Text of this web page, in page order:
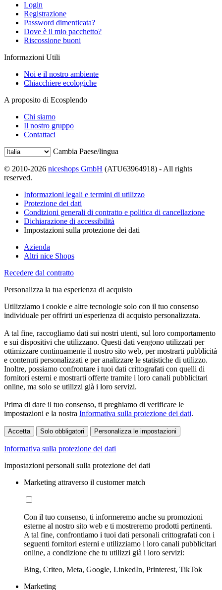
Login
Registrazione
Password dimenticata?
Dove è il mio pacchetto?
Riscossione buoni
Informazioni Utili
Noi e il nostro ambiente
Chiacchiere ecologiche
A proposito di Ecosplendo
Chi siamo
Il nostro gruppo
Contattaci
Cambia Paese/lingua
© 2010-2026 niceshops GmbH (ATU63964918) - All rights
reserved.
Informazioni legali e termini di utilizzo
Protezione dei dati
Condizioni generali di contratto e politica di cancellazione
Dichiarazione di accessibilità
Impostazioni sulla protezione dei dati
Azienda
Altri nice Shops
Recedere dal contratto
Personalizza la tua esperienza di acquisto
Utilizziamo i cookie e altre tecnologie solo con il tuo consenso
individuale per offrirti un'esperienza di acquisto personalizzata.
A tal fine, raccogliamo dati sui nostri utenti, sul loro comportamento
e sui dispositivi che utilizzano. Questi dati vengono utilizzati per
ottimizzare continuamente il nostro sito web, per mostrarti pubblicità
e contenuti personalizzati e per analizzare le statistiche di utilizzo.
Inoltre, possiamo confrontare i tuoi dati crittografati con quelli di
fornitori esterni e mostrarti offerte tramite i loro canali pubblicitari
online, ma solo se utilizzi già i loro servizi.
Prima di dare il tuo consenso, ti preghiamo di verificare le
impostazioni e la nostra Informativa sulla protezione dei dati.
Accetta Solo obbligatori Personalizza le impostazioni
Informativa sulla protezione dei dati
Impostazioni personali sulla protezione dei dati
Marketing attraverso il customer match
Con il tuo consenso, ti informeremo anche su promozioni
esterne al nostro sito web e ti mostreremo prodotti pertinenti.
A tal fine, confrontiamo i tuoi dati personali crittografati con i
seguenti fornitori esterni e utilizziamo i loro canali pubblicitari
online, a condizione che tu utilizzi già i loro servizi:
Bing, Criteo, Meta, Google, LinkedIn, Printerest, TikTok
Marketing